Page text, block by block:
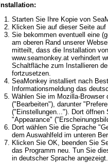
Installation:
Starten Sie Ihre Kopie von
Klicken Sie auf dieser Seite
Sie bekommen eventuell eine
am oberen Rand unserer
mitteilt, dass die Installation
www.seamonkey.at verhindert
Schaltfläche zum Installieren
fortzusetzen.
SeaMonkey installiert nach
Informationsmeldung das
Wählen Sie im Mozilla-Browser
("Bearbeiten"), darunter
("Einstellungen..."). Dort öffnen
"Appearance"
Dort wählen Sie die Sprache
dem Auswahlfeld im unteren
Klicken Sie OK, beenden Sie
das Programm neu. Tun Sie
in deutscher Sprache angezeigt.